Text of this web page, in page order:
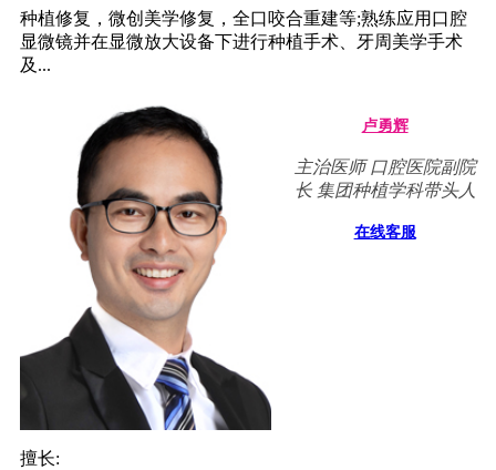
种植修复，微创美学修复，全口咬合重建等;熟练应用口腔
显微镜并在显微放大设备下进行种植手术、牙周美学手术
及...
卢勇辉
主治医师 口腔医院副院
长 集团种植学科带头人
在线客服
擅长: